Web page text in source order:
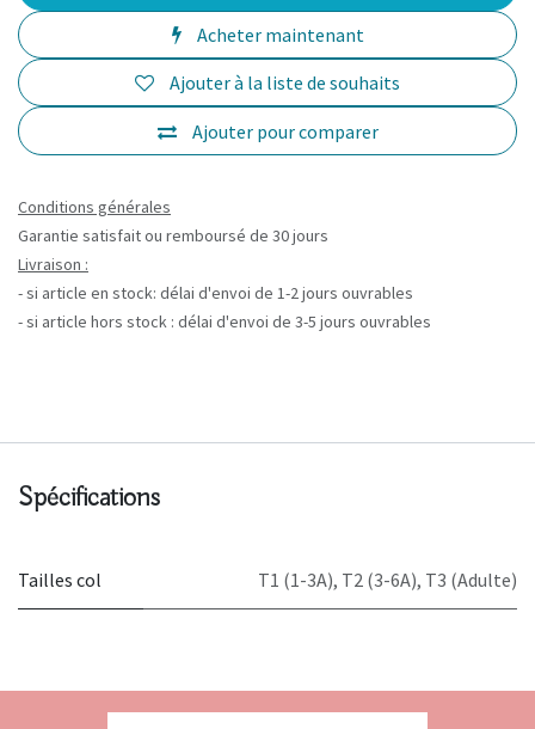
Acheter maintenant
Ajouter pour comparer
Ajouter à la liste de souhaits
Conditions générales
Garantie satisfait ou remboursé de 30 jours
Livraison :
- si article en stock: délai d'envoi de 1-2 jours ouvrables
- si article hors stock : délai d'envoi de 3-5 jours ouvrables
Spécifications
Tailles col T1 (1-3A), T2 (3-6A), T3 (Adulte)